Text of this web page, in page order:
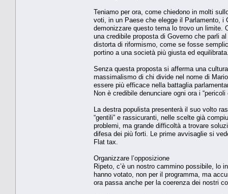
Teniamo per ora, come chiedono in molti
voti, in un Paese che elegge il Parlamento, i
demonizzare questo tema lo trovo un limite.
una credibile proposta di Governo che parli
distorta di riformismo, come se fosse
portino a una società più giusta ed
Senza questa proposta si afferma una
massimalismo di chi divide nel nome di
essere più efficace nella battaglia
Non è credibile denunciare ogni ora i
La destra populista presenterà il suo volto
“gentili” e rassicuranti, nelle scelte già
problemi, ma grande difficoltà a trovare
difesa dei più forti. Le prime avvisaglie si
Flat tax.
Organizzare l’opposizione
Ripeto, c’è un nostro cammino possibile, lo
hanno votato, non per il programma, ma
ora passa anche per la coerenza dei nostri